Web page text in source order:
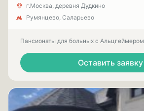
г.Москва, деревня Дудкино
Румянцево, Саларьево
Пансионаты для больных с Альцгеймером
Оставить заявку